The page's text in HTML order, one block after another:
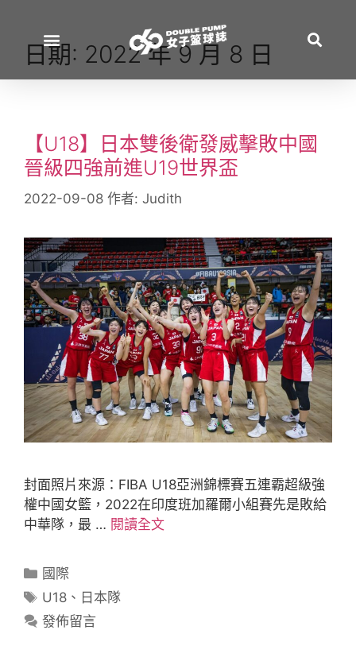
日期: 2022 年 9 月 8 日
【U18】日本雙後衛發威擊敗中國
晉級四強前進U19世界盃
2022-09-08 作者: Judith
封面照片來源：FIBA U18亞洲錦標賽五連霸超級強
權中國女籃，2022在印度班加羅爾小組賽先是敗給
中華隊，最 … 閱讀全文
國際
U18 、 日本隊
發佈留言